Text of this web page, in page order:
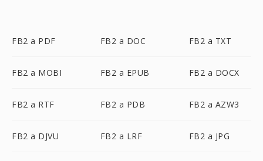
FB2 a PDF FB2 a DOC FB2 a TXT
FB2 a MOBI FB2 a EPUB FB2 a DOCX
FB2 a RTF FB2 a PDB FB2 a AZW3
FB2 a DJVU FB2 a LRF FB2 a JPG